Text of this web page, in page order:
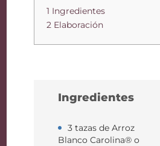
1 Ingredientes
2 Elaboración
Ingredientes
3 tazas de Arroz
Blanco Carolina® o